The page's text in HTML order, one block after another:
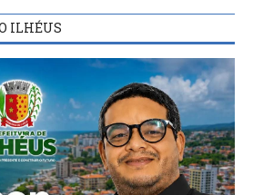
ILHÉUS